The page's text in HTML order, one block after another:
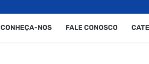
CONHEÇA-NOS FALE CONOSCO